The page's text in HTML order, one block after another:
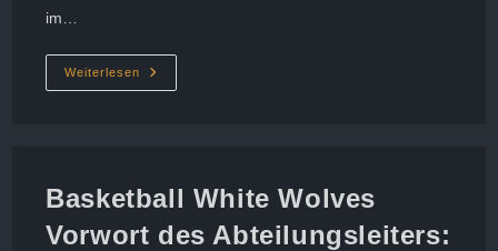
im…
Weiterlesen
Arbeitssieg
Gegen
Basketball White Wolves
Vorwort des Abteilungsleiters: